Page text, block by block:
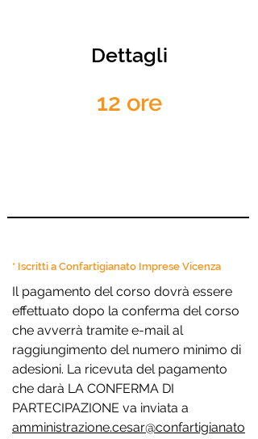
Dettagli
12 ore
* Iscritti a Confartigianato Imprese Vicenza
Il pagamento del corso dovrà essere
effettuato dopo la conferma del corso
che avverrà tramite e-mail al
raggiungimento del numero minimo di
adesioni. La ricevuta del pagamento
che darà LA CONFERMA DI
PARTECIPAZIONE va inviata a
amministrazione.cesar@confartigianato